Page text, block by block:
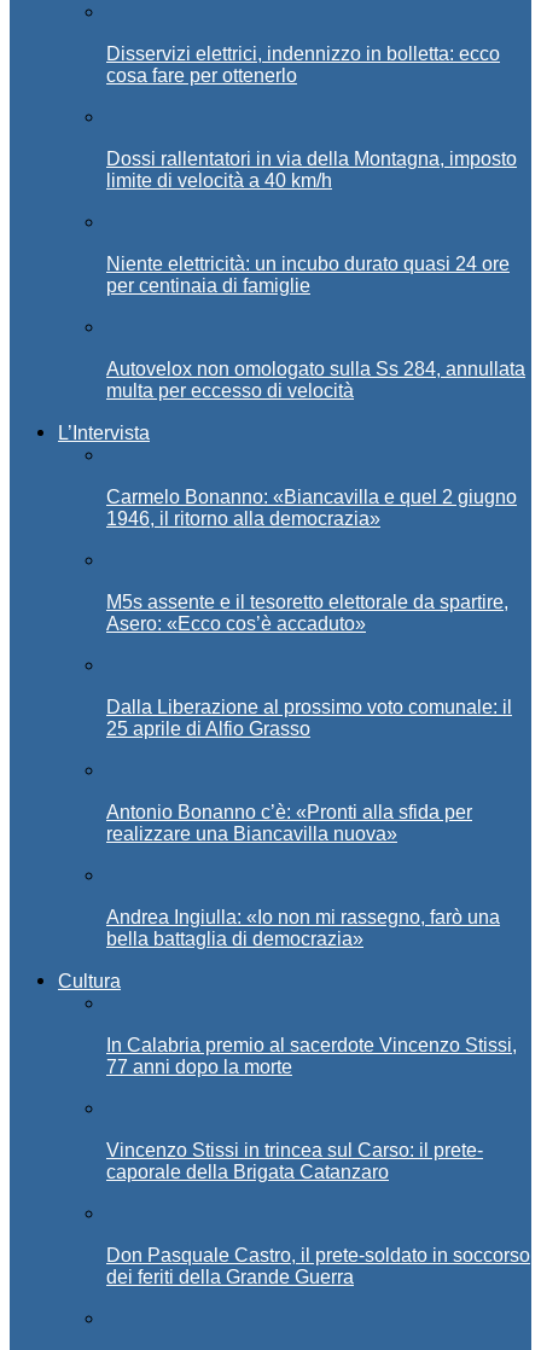
Disservizi elettrici, indennizzo in bolletta: ecco
cosa fare per ottenerlo
Dossi rallentatori in via della Montagna, imposto
limite di velocità a 40 km/h
Niente elettricità: un incubo durato quasi 24 ore
per centinaia di famiglie
Autovelox non omologato sulla Ss 284, annullata
multa per eccesso di velocità
L’Intervista
Carmelo Bonanno: «Biancavilla e quel 2 giugno
1946, il ritorno alla democrazia»
M5s assente e il tesoretto elettorale da spartire,
Asero: «Ecco cos’è accaduto»
Dalla Liberazione al prossimo voto comunale: il
25 aprile di Alfio Grasso
Antonio Bonanno c’è: «Pronti alla sfida per
realizzare una Biancavilla nuova»
Andrea Ingiulla: «Io non mi rassegno, farò una
bella battaglia di democrazia»
Cultura
In Calabria premio al sacerdote Vincenzo Stissi,
77 anni dopo la morte
Vincenzo Stissi in trincea sul Carso: il prete-
caporale della Brigata Catanzaro
Don Pasquale Castro, il prete-soldato in soccorso
dei feriti della Grande Guerra